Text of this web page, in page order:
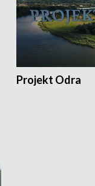
Projekt Odra